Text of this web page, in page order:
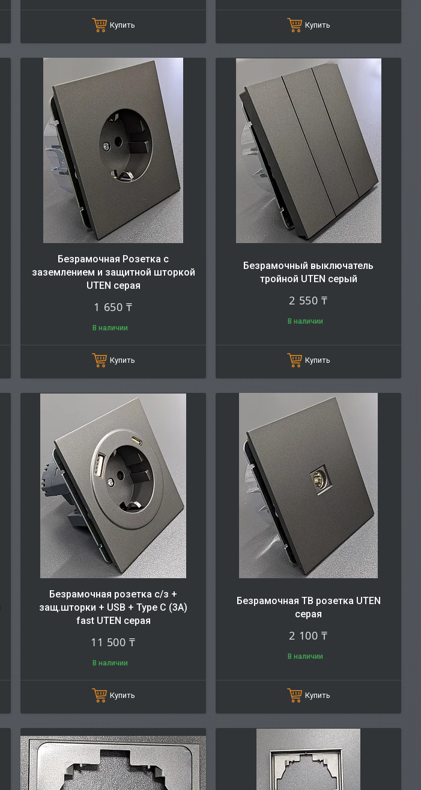
Купить Купить
Безрамочная Розетка с
заземлением и защитной шторкой
UTEN серая
1 650 ₸
В наличии
Купить
Безрамочный выключатель
тройной UTEN серый
2 550 ₸
В наличии
Купить
Безрамочная розетка с/з +
защ.шторки + USB + Type C (3A)
fast UTEN серая
11 500 ₸
В наличии
Купить
Безрамочная ТВ розетка UTEN
серая
2 100 ₸
В наличии
Купить